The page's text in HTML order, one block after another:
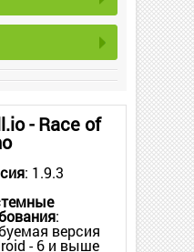
- Race of
: 1.9.3
:
версия
- 6 и выше